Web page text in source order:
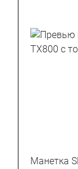
Манетка